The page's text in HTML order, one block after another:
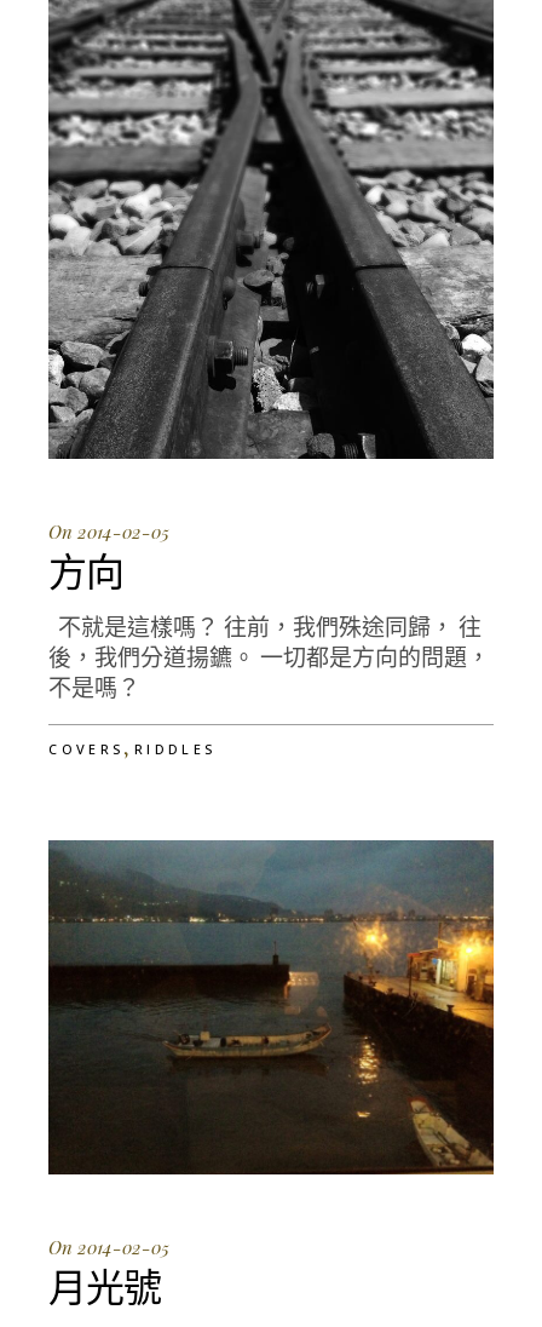
On 2014-02-05
方向
不就是這樣嗎？ 往前，我們殊途同歸， 往
後，我們分道揚鑣。 一切都是方向的問題，
不是嗎？
COVERS ,RIDDLES
On 2014-02-05
月光號